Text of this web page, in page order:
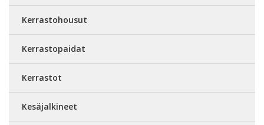
Kerrastohousut
Kerrastopaidat
Kerrastot
Kesäjalkineet